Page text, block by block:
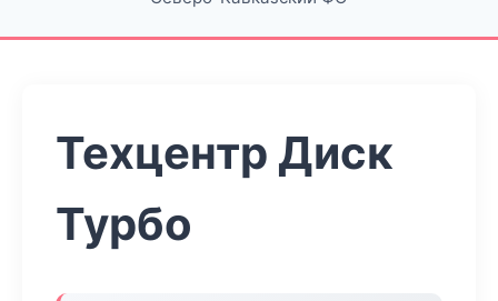
Техцентр Диск
Турбо